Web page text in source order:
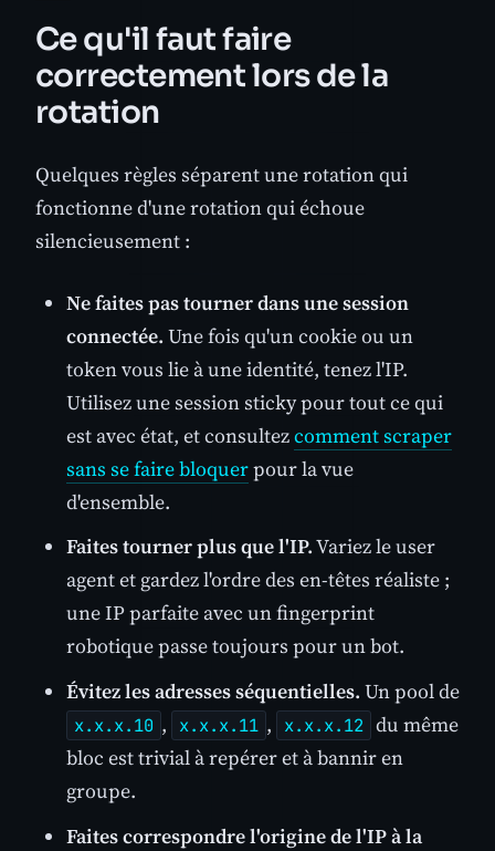
Ce qu'il faut faire
correctement lors de la
rotation
Quelques règles séparent une rotation qui
fonctionne d'une rotation qui échoue
silencieusement :
Ne faites pas tourner dans une session
connectée. Une fois qu'un cookie ou un
token vous lie à une identité, tenez l'IP.
Utilisez une session sticky pour tout ce qui
est avec état, et consultezcomment scraper
sans se faire bloquerpour la vue
d'ensemble.
Faites tourner plus que l'IP.Variez le user
agent et gardez l'ordre des en-têtes réaliste ;
une IP parfaite avec un fingerprint
robotique passe toujours pour un bot.
Évitez les adresses séquentielles. Un pool de
x.x.x.10 , x.x.x.11 , x.x.x.12 du même
bloc est trivial à repérer et à bannir en
groupe.
Faites correspondre l'origine de l'IP à la